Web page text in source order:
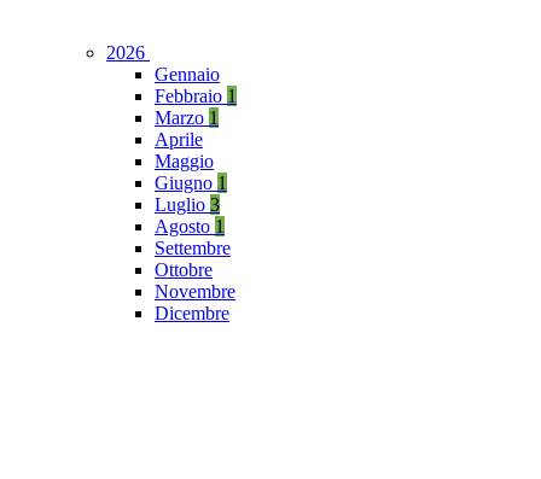
2026
Gennaio
Febbraio 1
Marzo 1
Aprile
Maggio
Giugno 1
Luglio 3
Agosto 1
Settembre
Ottobre
Novembre
Dicembre